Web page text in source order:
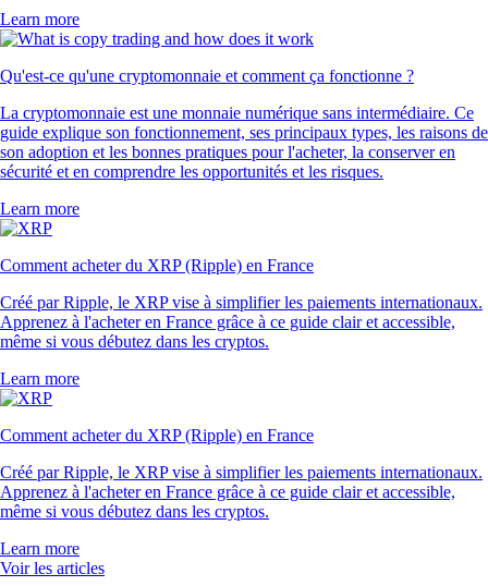
Learn more
Qu'est-ce qu'une cryptomonnaie et comment ça fonctionne ?
La cryptomonnaie est une monnaie numérique sans intermédiaire. Ce
guide explique son fonctionnement, ses principaux types, les raisons de
son adoption et les bonnes pratiques pour l'acheter, la conserver en
sécurité et en comprendre les opportunités et les risques.
Learn more
Comment acheter du XRP (Ripple) en France
Créé par Ripple, le XRP vise à simplifier les paiements internationaux.
Apprenez à l'acheter en France grâce à ce guide clair et accessible,
même si vous débutez dans les cryptos.
Learn more
Comment acheter du XRP (Ripple) en France
Créé par Ripple, le XRP vise à simplifier les paiements internationaux.
Apprenez à l'acheter en France grâce à ce guide clair et accessible,
même si vous débutez dans les cryptos.
Learn more
Voir les articles